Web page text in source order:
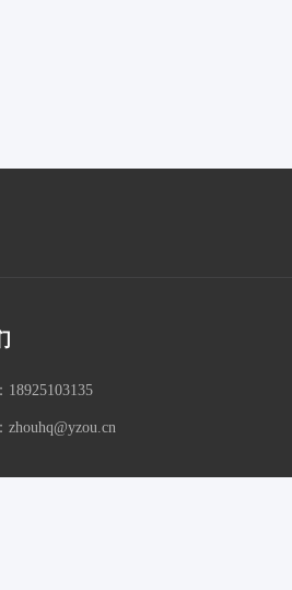
18925103135
zhouhq@yzou.cn